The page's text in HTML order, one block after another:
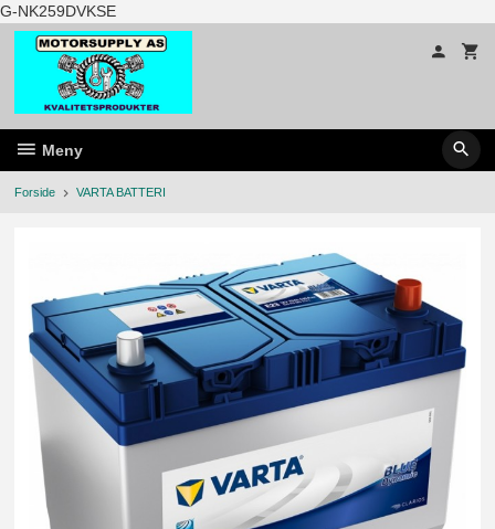
G-NK259DVKSEGå
til
innholdet
Meny
Forside VARTA BATTERI